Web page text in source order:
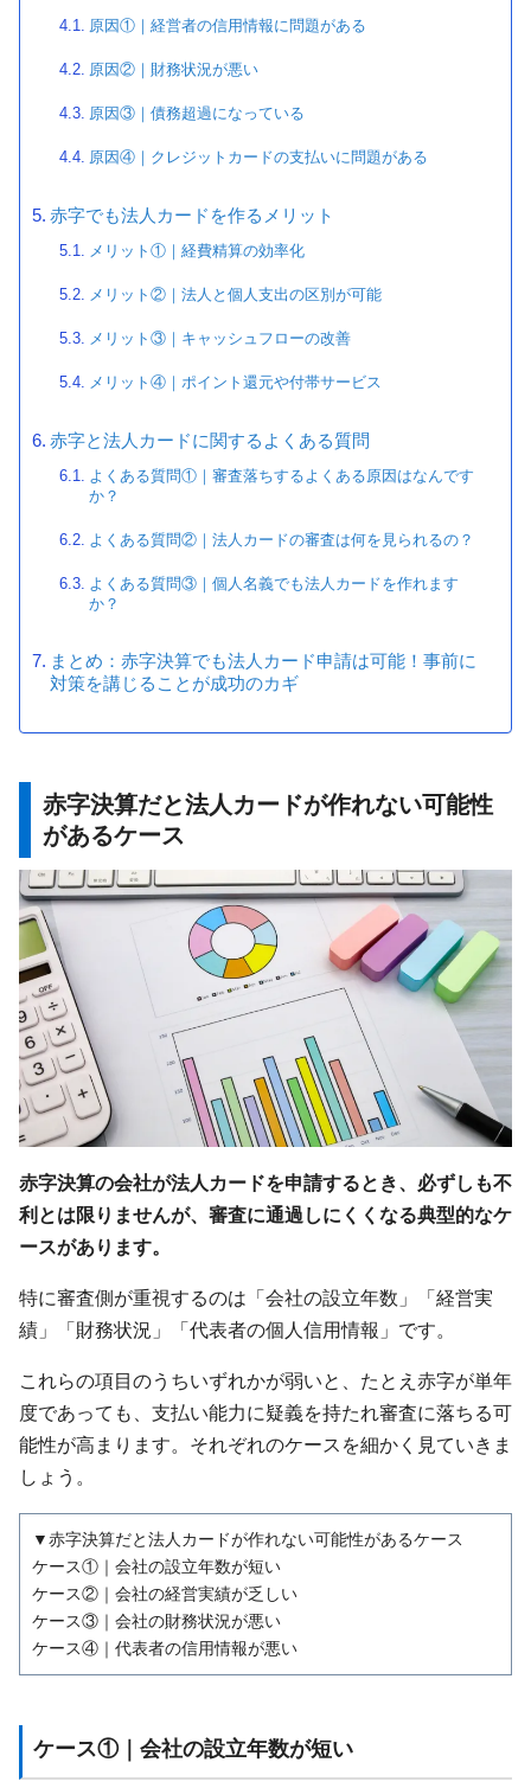
原因①｜経営者の信用情報に問題がある
原因②｜財務状況が悪い
原因③｜債務超過になっている
原因④｜クレジットカードの支払いに問題がある
赤字でも法人カードを作るメリット
メリット①｜経費精算の効率化
メリット②｜法人と個人支出の区別が可能
メリット③｜キャッシュフローの改善
メリット④｜ポイント還元や付帯サービス
赤字と法人カードに関するよくある質問
よくある質問①｜審査落ちするよくある原因はなんです
か？
よくある質問②｜法人カードの審査は何を見られるの？
よくある質問③｜個人名義でも法人カードを作れます
か？
まとめ：赤字決算でも法人カード申請は可能！事前に
対策を講じることが成功のカギ
赤字決算だと法人カードが作れない可能性
があるケース
赤字決算の会社が法人カードを申請するとき、必ずしも不
利とは限りませんが、審査に通過しにくくなる典型的なケ
ースがあります。
特に審査側が重視するのは「会社の設立年数」「経営実
績」「財務状況」「代表者の個人信用情報」です。
これらの項目のうちいずれかが弱いと、たとえ赤字が単年
度であっても、支払い能力に疑義を持たれ審査に落ちる可
能性が高まります。それぞれのケースを細かく見ていきま
しょう。
▼赤字決算だと法人カードが作れない可能性があるケース
ケース①｜会社の設立年数が短い
ケース②｜会社の経営実績が乏しい
ケース③｜会社の財務状況が悪い
ケース④｜代表者の信用情報が悪い
ケース①｜会社の設立年数が短い